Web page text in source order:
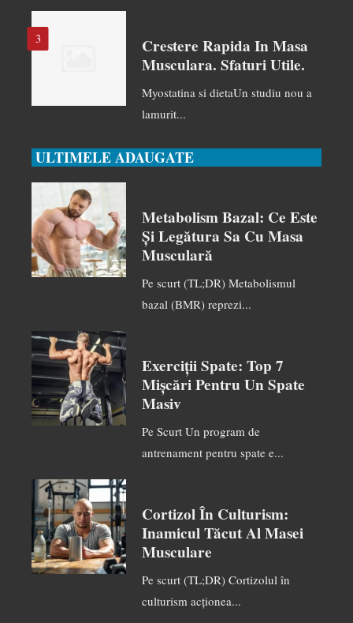
3
Crestere Rapida In Masa
Musculara. Sfaturi Utile.
Myostatina si dietaUn studiu nou a
lamurit...
ULTIMELE ADAUGATE
Metabolism Bazal: Ce Este
Și Legătura Sa Cu Masa
Musculară
Pe scurt (TL;DR) Metabolismul
bazal (BMR) reprezi...
Exerciții Spate: Top 7
Mișcări Pentru Un Spate
Masiv
Pe Scurt Un program de
antrenament pentru spate e...
Cortizol În Culturism:
Inamicul Tăcut Al Masei
Musculare
Pe scurt (TL;DR) Cortizolul în
culturism acționea...